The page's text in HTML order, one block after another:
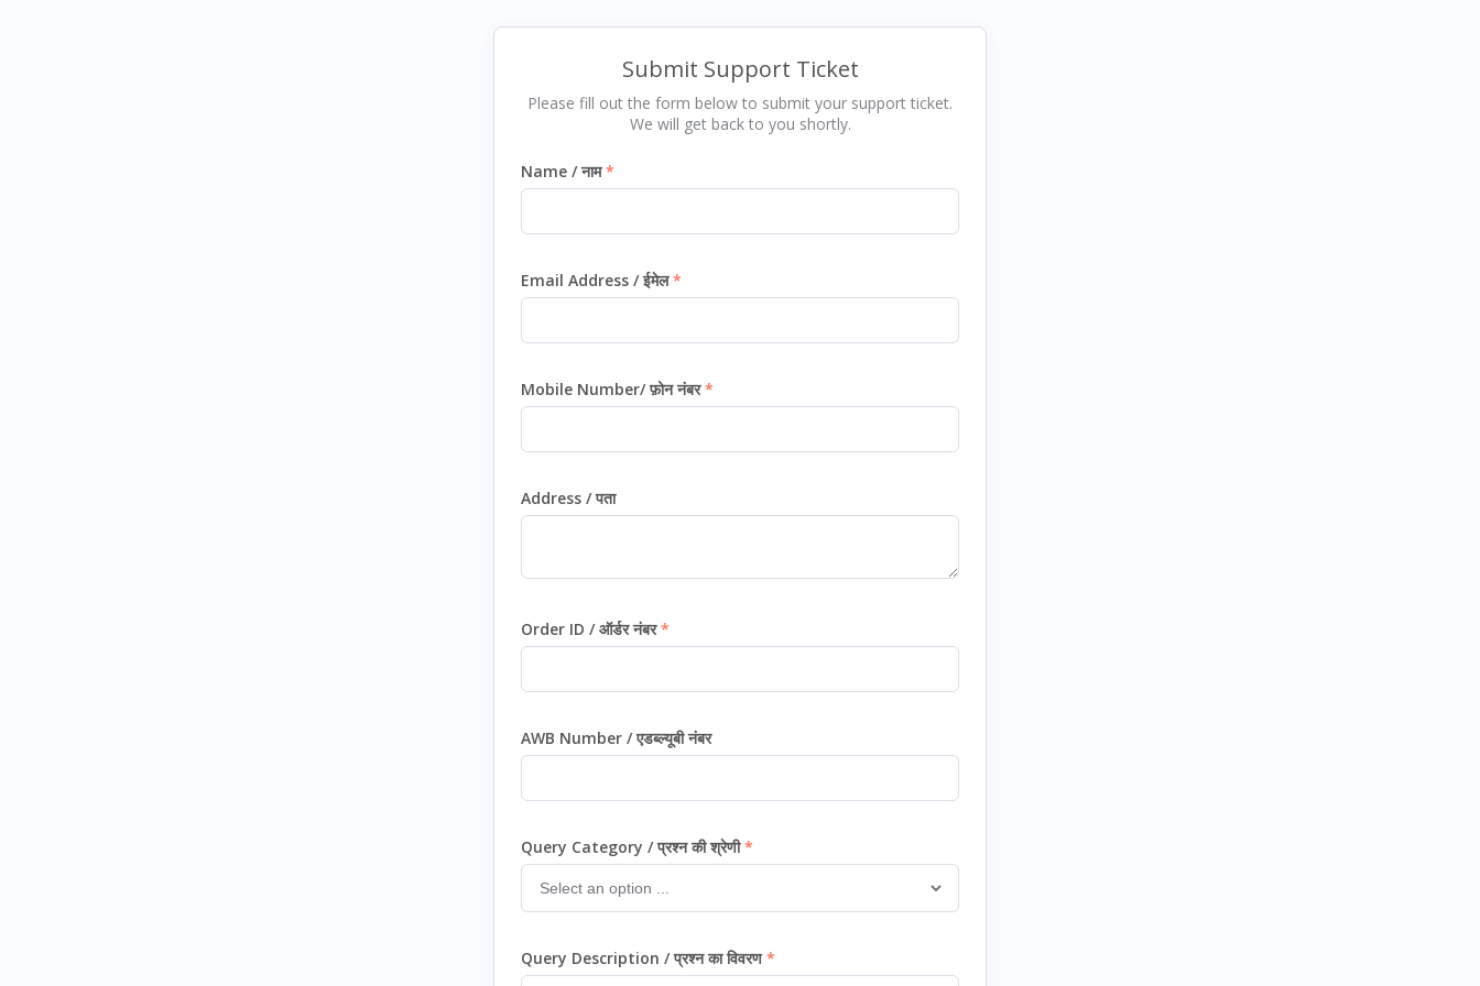
Submit Support Ticket
Please fill out the form below to submit your support ticket.
We will get back to you shortly.
Name / नाम
Email Address / ईमेल
Mobile Number/ फ़ोन नंबर
Address / पता
Order ID / ऑर्डर नंबर
AWB Number / एडब्ल्यूबी नंबर
Query Category / प्रश्न की श्रेणी
Query Description / प्रश्न का विवरण